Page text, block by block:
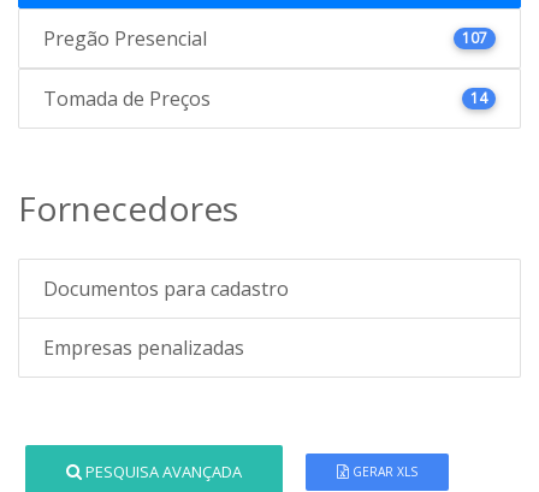
Pregão Presencial 107
Tomada de Preços 14
Fornecedores
Documentos para cadastro
Empresas penalizadas
PESQUISA AVANÇADA GERAR XLS